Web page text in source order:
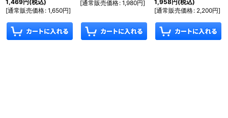
1,469円(税込)
[通常販売価格: 1,650円]
[通常販売価格: 1,980円] 1,958円(税込)
[通常販売価格: 2,200円]